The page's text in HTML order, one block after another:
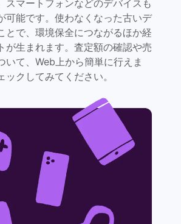
スマートフォンなどのデバイスも
可能です。使わなくなった古いデ
とで、環境保全につながるほか経
が生まれます。査定額の確認や売
いて、Web上から簡単に行えま
ックしてみてください。